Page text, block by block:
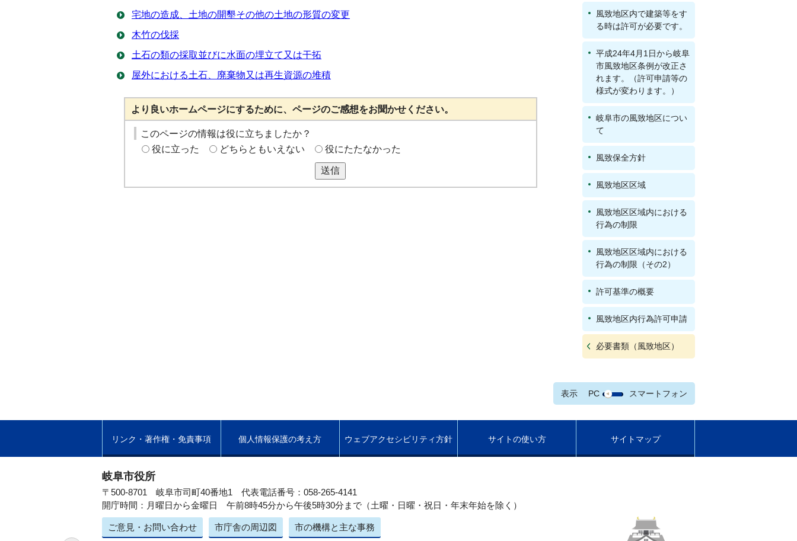
宅地の造成、土地の開墾その他の土地の形質の変更
木竹の伐採
土石の類の採取並びに水面の埋立て又は干拓
屋外における土石、廃棄物又は再生資源の堆積
より良いホームページにするために、ページのご感想をお聞かせください。
このページの情報は役に立ちましたか？
役に立った
どちらともいえない 役にたたなかった
送信
風致地区内で建築等をす
る時は許可が必要です。
平成24年4月1日から岐阜
市風致地区条例が改正さ
れます。（許可申請等の
様式が変わります。）
岐阜市の風致地区につい
て
風致保全方針
風致地区区域
風致地区区域内における
行為の制限
風致地区区域内における
行為の制限（その2）
許可基準の概要
風致地区内行為許可申請
必要書類（風致地区）
表示 PC スマートフォン
リンク・著作権・免責事項 個人情報保護の考え方 ウェブアクセシビリティ方針 サイトの使い方 サイトマップ
岐阜市役所
〒500-8701 岐阜市司町40番地1 代表電話番号：058-265-4141
開庁時間：月曜日から金曜日 午前8時45分から午後5時30分まで（土曜・日曜・祝日・年末年始を除く）
ご意見・お問い合わせ 市庁舎の周辺図 市の機構と主な事務